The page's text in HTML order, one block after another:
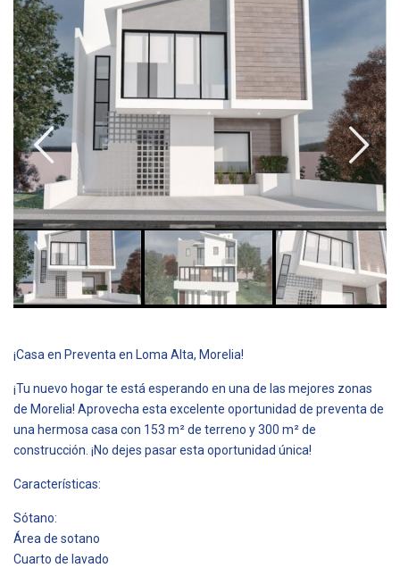
¡Casa en Preventa en Loma Alta, Morelia!
¡Tu nuevo hogar te está esperando en una de las mejores zonas
de Morelia! Aprovecha esta excelente oportunidad de preventa de
una hermosa casa con 153 m² de terreno y 300 m² de
construcción. ¡No dejes pasar esta oportunidad única!
Características:
Sótano:
Área de sotano
Cuarto de lavado